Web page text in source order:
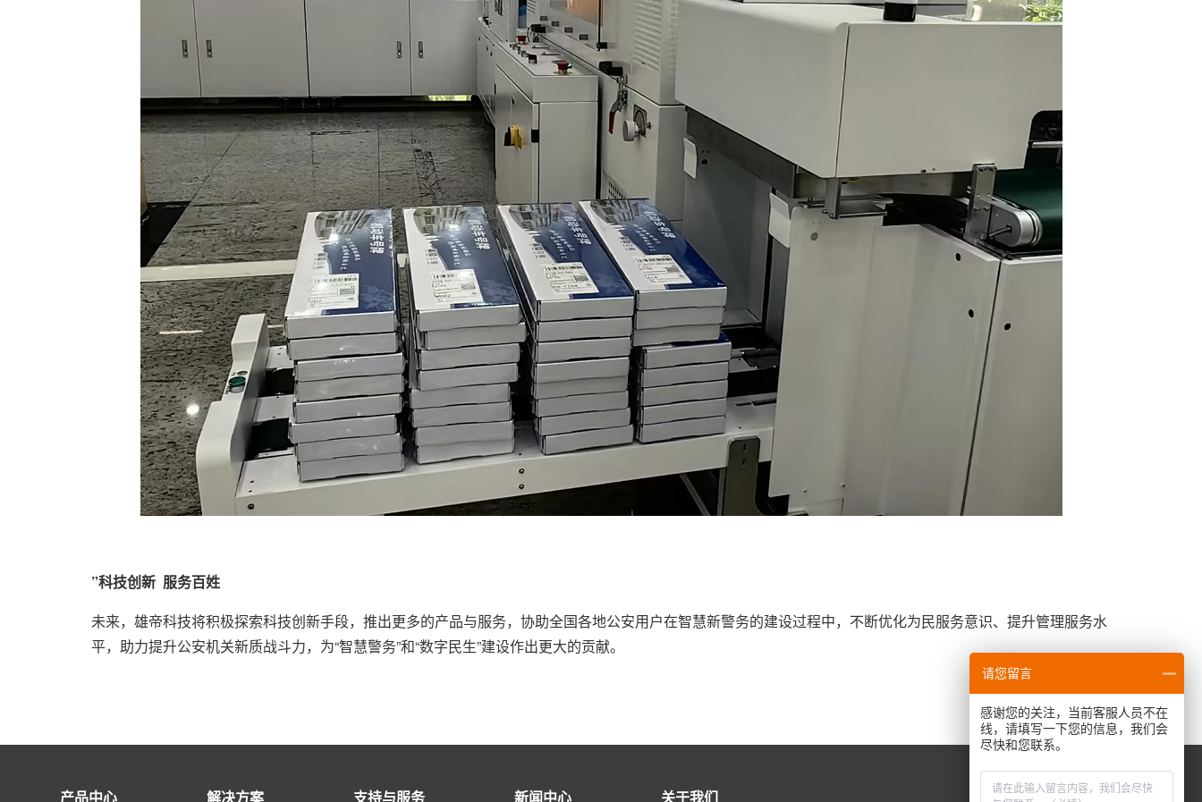
”科技创新 服务百姓
未来，雄帝科技将积极探索科技创新手段，推出更多的产品与服务，协助全国各地公安用户在智慧新警务的建设过程中，不断优化为民服务意识、提升管理服务水
平，助力提升公安机关新质战斗力，为“智慧警务”和“数字民生”建设作出更大的贡献。
产品中心 解决方案 支持与服务 新闻中心 关于我们 联系我们
请您留言
感谢您的关注，当前客服人员不在
线，请填写一下您的信息，我们会
尽快和您联系。